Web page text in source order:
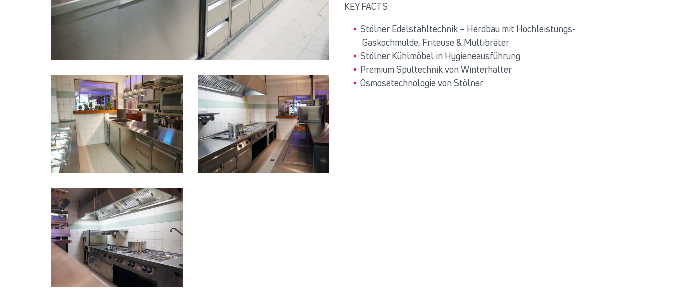
KEY FACTS:
Stölner Edelstahltechnik – Herdbau mit Hochleistungs-
Gaskochmulde, Friteuse & Multibräter
Stölner Kühlmöbel in Hygieneausführung
Premium Spültechnik von Winterhalter
Osmosetechnologie von Stölner